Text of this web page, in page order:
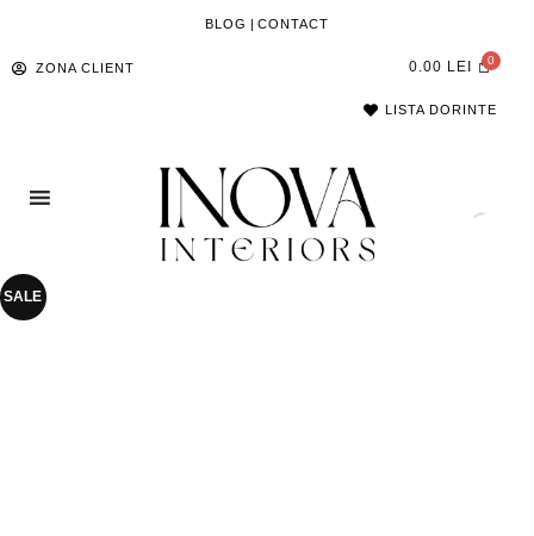
BLOG | CONTACT
ZONA CLIENT 0.00 LEI
LISTA DORINTE
SALE